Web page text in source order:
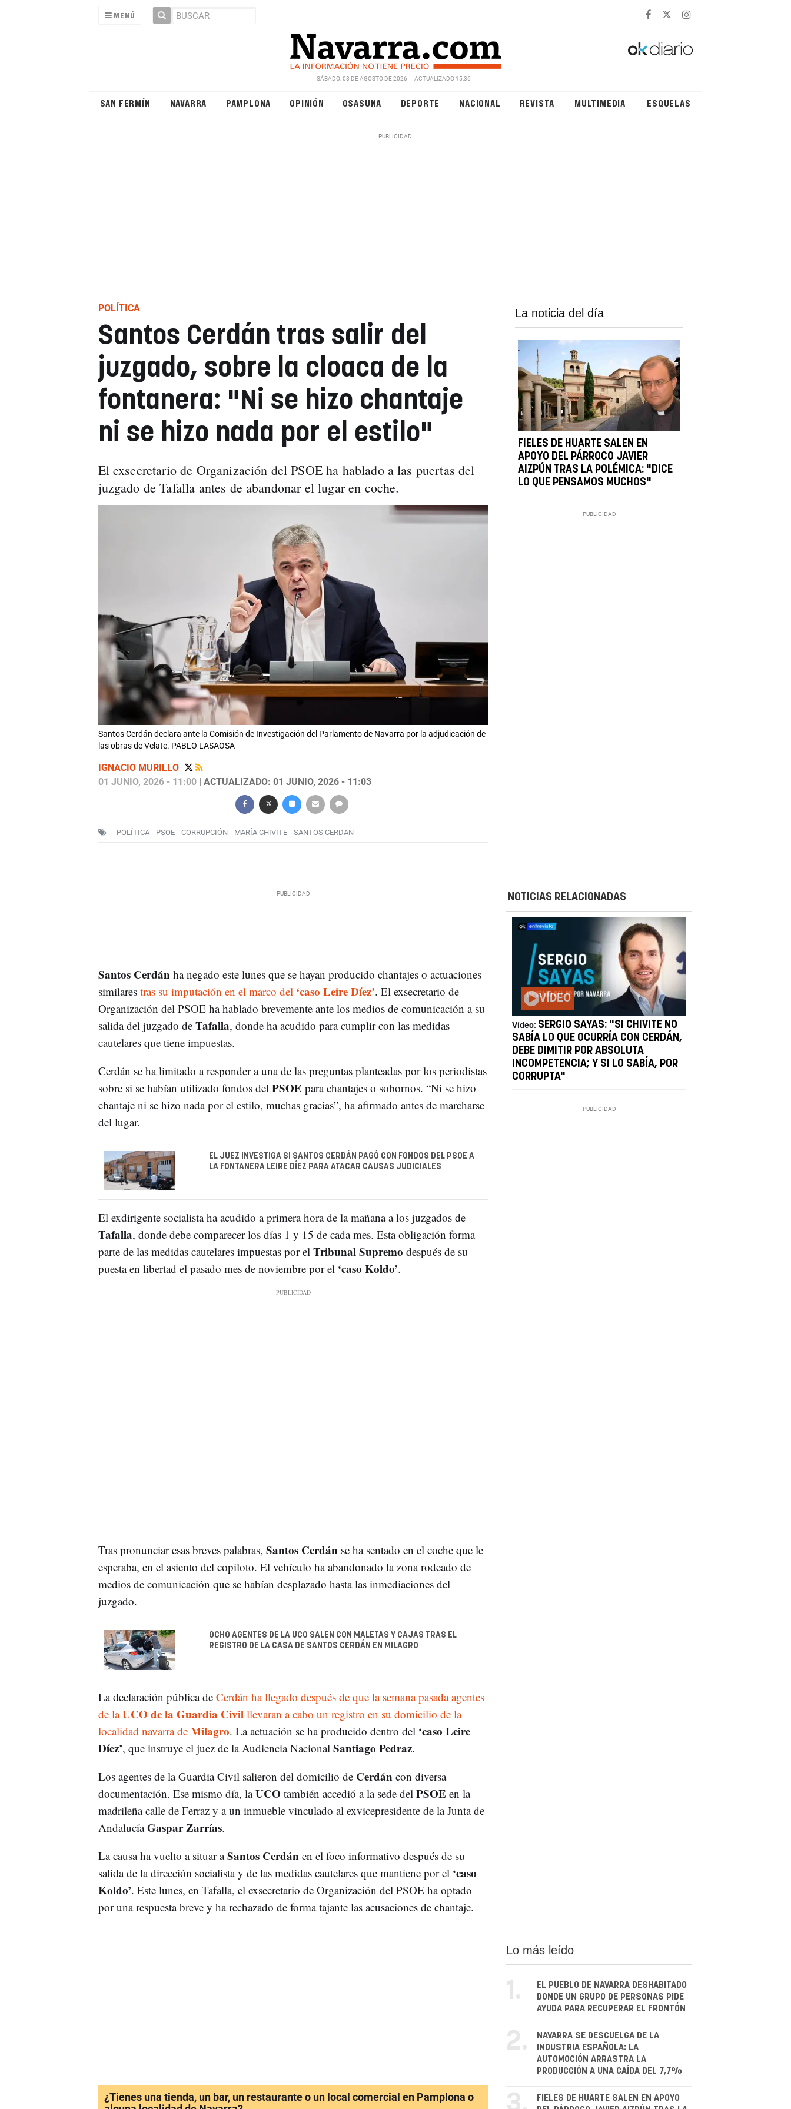
MENÚ
SÁBADO, 08 DE AGOSTO DE 2026 ACTUALIZADO 15:36
SAN FERMÍN NAVARRA PAMPLONA OPINIÓN OSASUNA DEPORTE NACIONAL REVISTA MULTIMEDIA ESQUELAS
POLÍTICA
Santos Cerdán tras salir del
juzgado, sobre la cloaca de la
fontanera: "Ni se hizo chantaje
ni se hizo nada por el estilo"
El exsecretario de Organización del PSOE ha hablado a las puertas del
juzgado de Tafalla antes de abandonar el lugar en coche.
Santos Cerdán declara ante la Comisión de Investigación del Parlamento de Navarra por la adjudicación de
las obras de Velate. PABLO LASAOSA
IGNACIO MURILLO
01 JUNIO, 2026 - 11:00| ACTUALIZADO: 01 JUNIO, 2026 - 11:03
POLÍTICA PSOE CORRUPCIÓN MARÍA CHIVITE SANTOS CERDAN
La noticia del día
FIELES DE HUARTE SALEN EN
APOYO DEL PÁRROCO JAVIER
AIZPÚN TRAS LA POLÉMICA: "DICE
LO QUE PENSAMOS MUCHOS"
Santos Cerdán ha negado este lunes que se hayan producido chantajes o actuaciones
similares tras su imputación en el marco del ‘caso Leire Díez’. El exsecretario de
Organización del PSOE ha hablado brevemente ante los medios de comunicación a su
salida del juzgado de Tafalla, donde ha acudido para cumplir con las medidas
cautelares que tiene impuestas.
Cerdán se ha limitado a responder a una de las preguntas planteadas por los periodistas
sobre si se habían utilizado fondos del PSOE para chantajes o sobornos. “Ni se hizo
chantaje ni se hizo nada por el estilo, muchas gracias”, ha afirmado antes de marcharse
del lugar.
EL JUEZ INVESTIGA SI SANTOS CERDÁN PAGÓ CON FONDOS DEL PSOE A
LA FONTANERA LEIRE DÍEZ PARA ATACAR CAUSAS JUDICIALES
El exdirigente socialista ha acudido a primera hora de la mañana a los juzgados de
Tafalla, donde debe comparecer los días 1 y 15 de cada mes. Esta obligación forma
parte de las medidas cautelares impuestas por el Tribunal Supremo después de su
puesta en libertad el pasado mes de noviembre por el ‘caso Koldo’.
Tras pronunciar esas breves palabras, Santos Cerdánse ha sentado en el coche que le
esperaba, en el asiento del copiloto. El vehículo ha abandonado la zona rodeado de
medios de comunicación que se habían desplazado hasta las inmediaciones del
juzgado.
OCHO AGENTES DE LA UCO SALEN CON MALETAS Y CAJAS TRAS EL
REGISTRO DE LA CASA DE SANTOS CERDÁN EN MILAGRO
La declaración pública de Cerdán ha llegado después de que la semana pasada agentes
de laUCO de la Guardia Civil llevaran a cabo un registro en su domicilio de la
localidad navarra de Milagro. La actuación se ha producido dentro del ‘caso Leire
Díez’, que instruye el juez de la Audiencia Nacional Santiago Pedraz.
Los agentes de la Guardia Civil salieron del domicilio de Cerdán con diversa
documentación. Ese mismo día, laUCO también accedió a la sede del PSOE en la
madrileña calle de Ferraz y a un inmueble vinculado al exvicepresidente de la Junta de
AndalucíaGaspar Zarrías.
La causa ha vuelto a situar aSantos Cerdán en el foco informativo después de su
salida de la dirección socialista y de las medidas cautelares que mantiene por el ‘caso
Koldo’. Este lunes, en Tafalla, el exsecretario de Organización del PSOE ha optado
por una respuesta breve y ha rechazado de forma tajante las acusaciones de chantaje.
NOTICIAS RELACIONADAS
VÍDEO
Vídeo: SERGIO SAYAS: "SI CHIVITE NO
SABÍA LO QUE OCURRÍA CON CERDÁN,
DEBE DIMITIR POR ABSOLUTA
INCOMPETENCIA; Y SI LO SABÍA, POR
CORRUPTA"
¿Tienes una tienda, un bar, un restaurante o un local comercial en Pamplona o
Lo más leído
1.
EL PUEBLO DE NAVARRA DESHABITADO
DONDE UN GRUPO DE PERSONAS PIDE
AYUDA PARA RECUPERAR EL FRONTÓN
2.
NAVARRA SE DESCUELGA DE LA
INDUSTRIA ESPAÑOLA: LA
AUTOMOCIÓN ARRASTRA LA
PRODUCCIÓN A UNA CAÍDA DEL 7,7%
FIELES DE HUARTE SALEN EN APOYO